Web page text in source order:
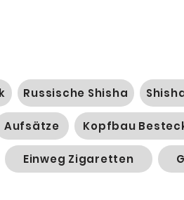
Russische Shisha
Aufsätze Kopfbau
Einweg Zigaretten